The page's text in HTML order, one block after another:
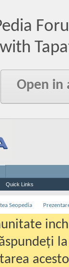
with
Open in
Quick Links
Seopedia